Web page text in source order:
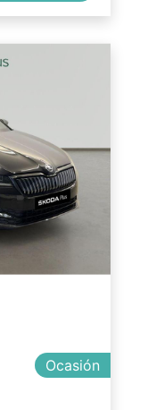
Ocasión